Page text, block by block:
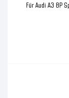
Für Audi A3 8P